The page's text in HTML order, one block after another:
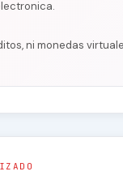
ni monedas